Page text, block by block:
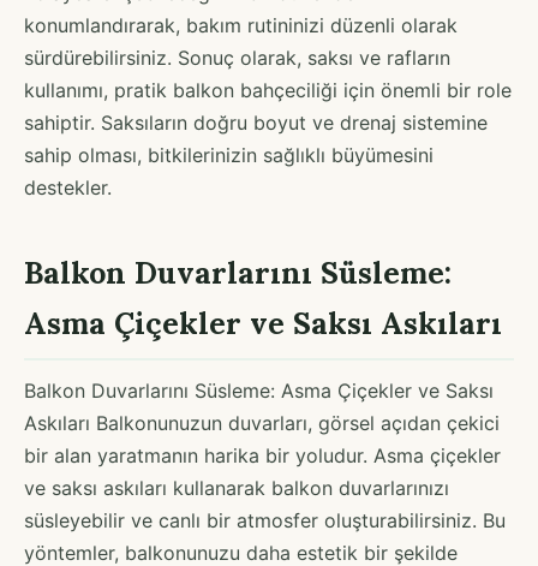
konumlandırarak, bakım rutininizi düzenli olarak
sürdürebilirsiniz. Sonuç olarak, saksı ve rafların
kullanımı, pratik balkon bahçeciliği için önemli bir role
sahiptir. Saksıların doğru boyut ve drenaj sistemine
sahip olması, bitkilerinizin sağlıklı büyümesini
destekler.
Balkon Duvarlarını Süsleme:
Asma Çiçekler ve Saksı Askıları
Balkon Duvarlarını Süsleme: Asma Çiçekler ve Saksı
Askıları Balkonunuzun duvarları, görsel açıdan çekici
bir alan yaratmanın harika bir yoludur. Asma çiçekler
ve saksı askıları kullanarak balkon duvarlarınızı
süsleyebilir ve canlı bir atmosfer oluşturabilirsiniz. Bu
yöntemler, balkonunuzu daha estetik bir şekilde